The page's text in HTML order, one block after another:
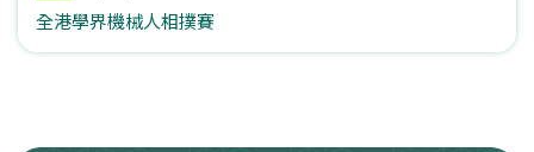
全港學界機械人相撲賽